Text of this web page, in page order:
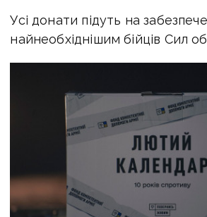
Усі донати підуть на
найнеобхіднішим бійців Сил